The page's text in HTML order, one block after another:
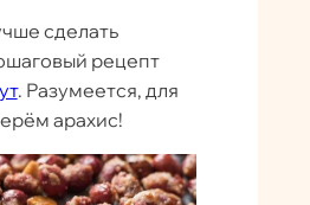
сделать
рецепт
. Разумеется, для
арахис!